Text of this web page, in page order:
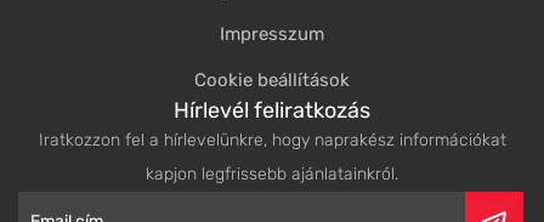
Impresszum
Cookie beállítások
Hírlevél feliratkozás
Iratkozzon fel a hírlevelünkre, hogy naprakész információkat
kapjon legfrissebb ajánlatainkról.